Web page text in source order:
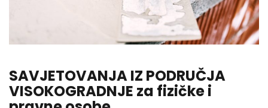
SAVJETOVANJA IZ PODRUČJA
VISOKOGRADNJE za fizičke i